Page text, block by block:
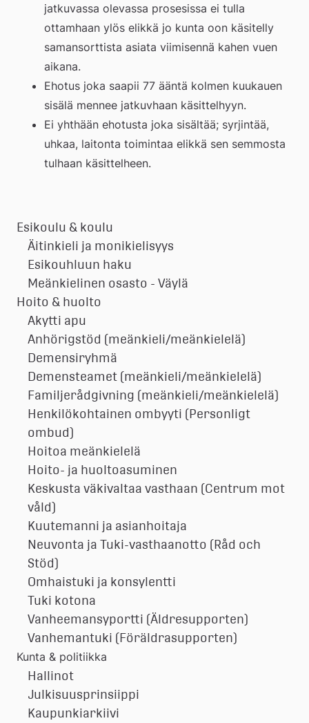
jatkuvassa olevassa prosesissa ei tulla
ottamhaan ylös elikkä jo kunta oon käsitelly
samansorttista asiata viimisennä kahen vuen
aikana.
Ehotus joka saapii 77 ääntä kolmen kuukauen
sisälä mennee jatkuvhaan käsittelhyyn.
Ei yhthään ehotusta joka sisältää; syrjintää,
uhkaa, laitonta toimintaa elikkä sen semmosta
tulhaan käsittelheen.
Esikoulu & koulu
Äitinkieli ja monikielisyys
Esikouhluun haku
Meänkielinen osasto - Väylä
Hoito & huolto
Akytti apu
Anhörigstöd (meänkieli/meänkielelä)
Demensiryhmä
Demensteamet (meänkieli/meänkielelä)
Familjerådgivning (meänkieli/meänkielelä)
Henkilökohtainen ombyyti (Personligt
ombud)
Hoitoa meänkielelä
Hoito- ja huoltoasuminen
Keskusta väkivaltaa vasthaan (Centrum mot
våld)
Kuutemanni ja asianhoitaja
Neuvonta ja Tuki-vasthaanotto (Råd och
Stöd)
Omhaistuki ja konsylentti
Tuki kotona
Vanheemansyportti (Äldresupporten)
Vanhemantuki (Föräldrasupporten)
Kunta & politiikka
Hallinot
Julkisuusprinsiippi
Kaupunkiarkiivi